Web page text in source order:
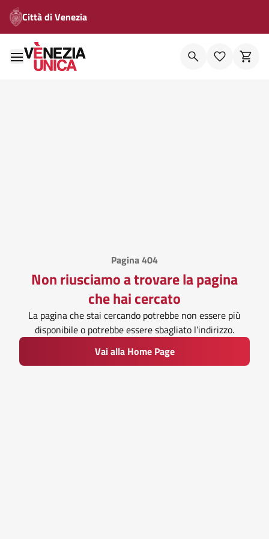
Città di Venezia
Pagina 404
Non riusciamo a trovare la pagina
che hai cercato
La pagina che stai cercando potrebbe non essere più
disponibile o potrebbe essere sbagliato l’indirizzo.
Vai alla Home Page